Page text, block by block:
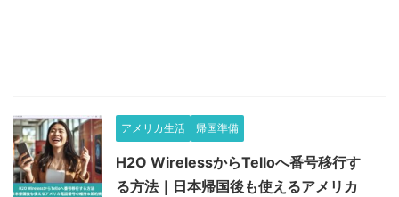
アメリカ生活 帰国準備
H2O WirelessからTelloへ番号移行す
る方法｜日本帰国後も使えるアメリカ